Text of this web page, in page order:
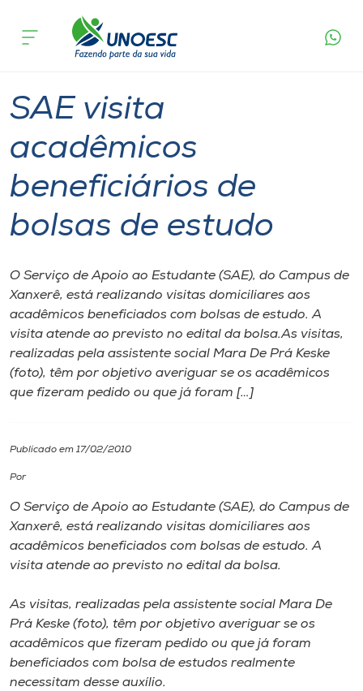
Cursos
Atendimento ao Estudante
Portal de Ensino
A
Unoesc
Internacionalização
I.nova
Diplomados
CPA
Editora
acontece
SAE visita
acadêmicos
beneficiários de
bolsas de estudo
O Serviço de Apoio ao Estudante (SAE), do Campus de
Xanxerê, está realizando visitas domiciliares aos
acadêmicos beneficiados com bolsas de estudo. A
visita atende ao previsto no edital da bolsa.As visitas,
realizadas pela assistente social Mara De Prá Keske
(foto), têm por objetivo averiguar se os acadêmicos
que fizeram pedido ou que já foram […]
Publicado em 17/02/2010
Por
O Serviço de Apoio ao Estudante (SAE), do Campus de
Xanxerê, está realizando visitas domiciliares aos
acadêmicos beneficiados com bolsas de estudo. A
visita atende ao previsto no edital da bolsa.
As visitas, realizadas pela assistente social Mara De
Prá Keske (foto), têm por objetivo averiguar se os
acadêmicos que fizeram pedido ou que já foram
beneficiados com bolsa de estudos realmente
necessitam desse auxílio.